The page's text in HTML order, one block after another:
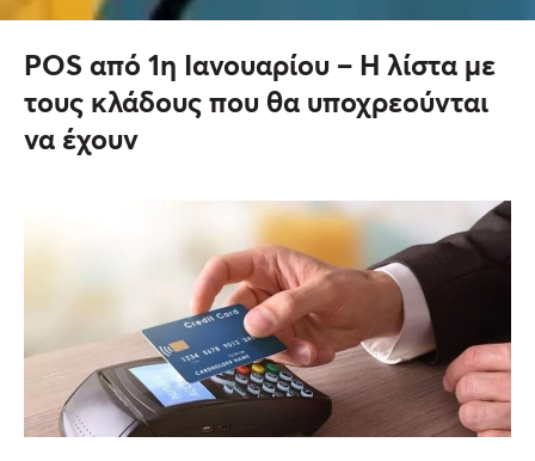
POS από 1η Ιανουαρίου – Η λίστα με
τους κλάδους που θα υποχρεούνται
να έχουν